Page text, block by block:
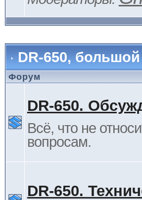
DR-650,
Форум
DR-650.
Всё, что не
вопросам.
DR-650.